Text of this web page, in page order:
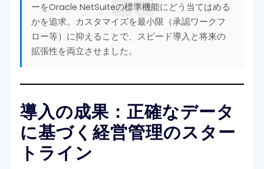
ーをOracle NetSuiteの標準機能にどう当てはめる
かを追求。カスタマイズを最小限（承認ワークフ
ロー等）に抑えることで、スピード導入と将来の
拡張性を両立させました。
導入の成果：正確なデータ
に基づく経営管理のスター
トライン